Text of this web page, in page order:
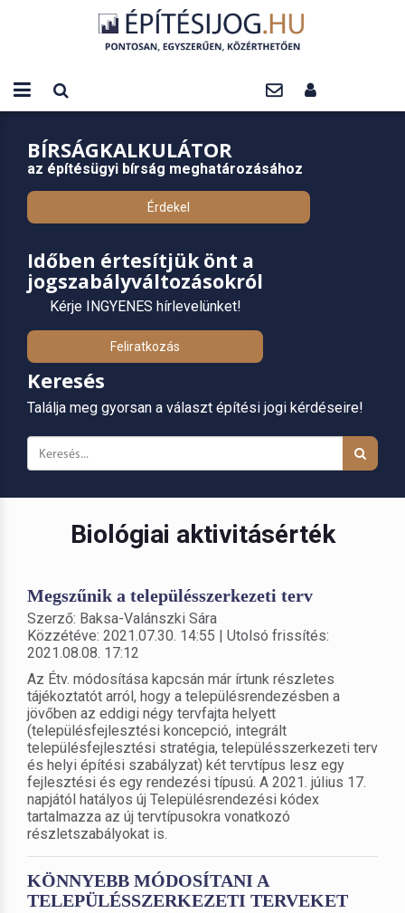
BÍRSÁGKALKULÁTOR
az építésügyi bírság meghatározásához
Érdekel
Időben értesítjük önt a
jogszabályváltozásokról
Kérje INGYENES hírlevelünket!
Feliratkozás
Keresés
Találja meg gyorsan a választ építési jogi kérdéseire!
Biológiai aktivitásérték
Megszűnik a településszerkezeti terv
Szerző: Baksa-Valánszki Sára
Közzétéve: 2021.07.30. 14:55 | Utolsó frissítés:
2021.08.08. 17:12
Az Étv. módosítása kapcsán már írtunk részletes
tájékoztatót arról, hogy a településrendezésben a
jövőben az eddigi négy tervfajta helyett
(településfejlesztési koncepció, integrált
településfejlesztési stratégia, településszerkezeti terv
és helyi építési szabályzat) két tervtípus lesz egy
fejlesztési és egy rendezési típusú. A 2021. július 17.
napjától hatályos új Településrendezési kódex
tartalmazza az új tervtípusokra vonatkozó
részletszabályokat is.
KÖNNYEBB MÓDOSÍTANI A
TELEPÜLÉSSZERKEZETI TERVEKET